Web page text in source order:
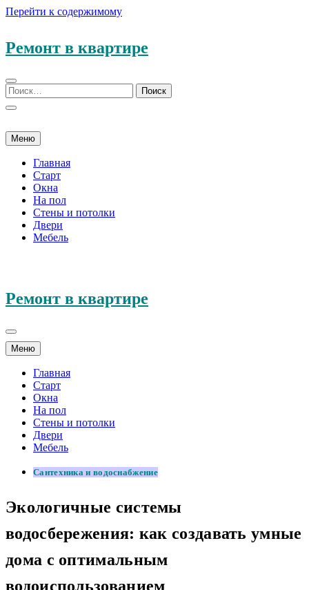
Перейти к содержимому
Ремонт в квартире
Меню
Главная
Старт
Окна
На пол
Стены и потолки
Двери
Мебель
Ремонт в квартире
Меню
Главная
Старт
Окна
На пол
Стены и потолки
Двери
Мебель
Сантехника и водоснабжение
Экологичные системы
водосбережения: как создавать умные
дома с оптимальным
водоиспользованием